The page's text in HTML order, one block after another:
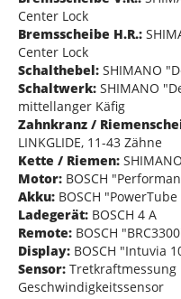
Center Lock
Bremsscheibe H.R.:
Center Lock
Schalthebel: SHIMANO
Schaltwerk: SHIMANO
mittellanger Käfig
Zahnkranz /
LINKGLIDE, 11-43 Zähne
Kette / Riemen:
Motor: BOSCH
Akku: BOSCH
Ladegerät: BOSCH 4 A
Remote: BOSCH
Display: BOSCH "Intuvia
Sensor: Tretkraftmessung
Geschwindigkeitssensor